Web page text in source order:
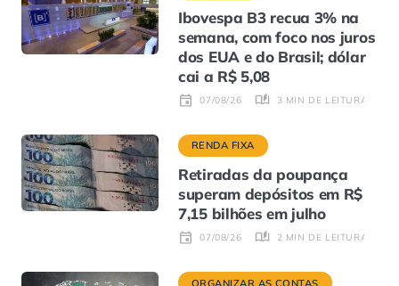
Ibovespa B3 recua 3% na
semana, com foco nos juros
dos EUA e do Brasil; dólar
cai a R$ 5,08
07/08/26 3 MIN DE LEITURA
RENDA FIXA
Retiradas da poupança
superam depósitos em R$
7,15 bilhões em julho
07/08/26 2 MIN DE LEITURA
ORGANIZAR AS CONTAS